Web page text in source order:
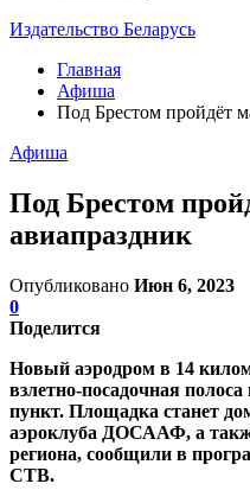
Издательство Беларусь
Главная
Афиша
Под Брестом пройдёт
Афиша
Под Брестом
авиапраздник
Опубликовано Июн 6, 2023
0
Поделится
Новый аэродром в 14
взлетно-посадочная
пункт. Площадка станет
аэроклуба ДОСААФ, а
региона, сообщили в
СТВ.